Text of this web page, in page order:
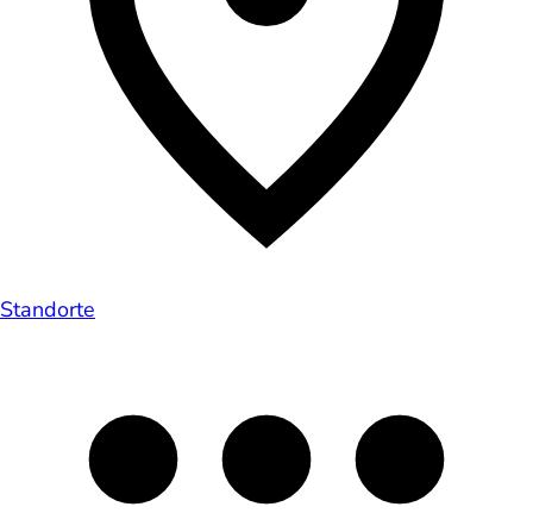
Standorte